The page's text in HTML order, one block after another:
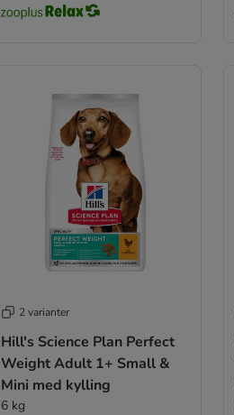
2 varianter
Hill's Science Plan Perfect
Weight Adult 1+ Small &
Mini med kylling
6 kg